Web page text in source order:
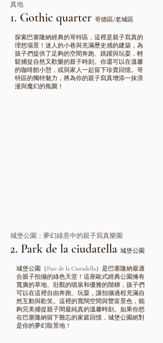
真地
1. Gothic quarter 哥德區/老城區
探索巴塞隆納經典的哥特區，這裡是親子寫真的
理想場景！迷人的小巷與充滿歷史感的建築，為
孩子們提供了足夠的空間奔跑、跳躍與玩耍，輕
鬆捕捉自然又歡樂的親子時刻。你還可以在溫馨
的咖啡館小憩，或與家人一起留下珍貴回憶。哥
特區的獨特魅力，將為你的親子寫真增添一抹浪
漫與魔幻的氛圍！
城堡公園：夢幻綠意中的親子寫真樂園
2. Park de la ciudatella 城堡公園
城堡公園（Parc de la Ciutadella）是巴塞隆納最適
合親子拍攝的綠色天堂！這座歐式經典公園擁有
寬廣的草地、壯觀的噴泉和優雅的階梯，孩子們
可以在這裡自由奔跑、玩耍，讓拍攝過程充滿自
然互動與歡笑。這裡的寬闊空間與豐富景色，能
夠完美捕捉親子間最純真的溫馨時刻。如果你想
在巴塞隆納留下難忘的家庭回憶，城堡公園絕對
是你的夢幻取景地！